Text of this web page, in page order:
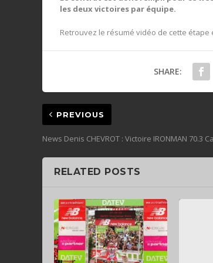
les deux victoires par équipe.
Retrouvez le résumé vidéo de cette étape
SHARE:
PREVIOUS
News Denis CHEVROT : Victoire IRONMAN 70.3
RELATED POSTS